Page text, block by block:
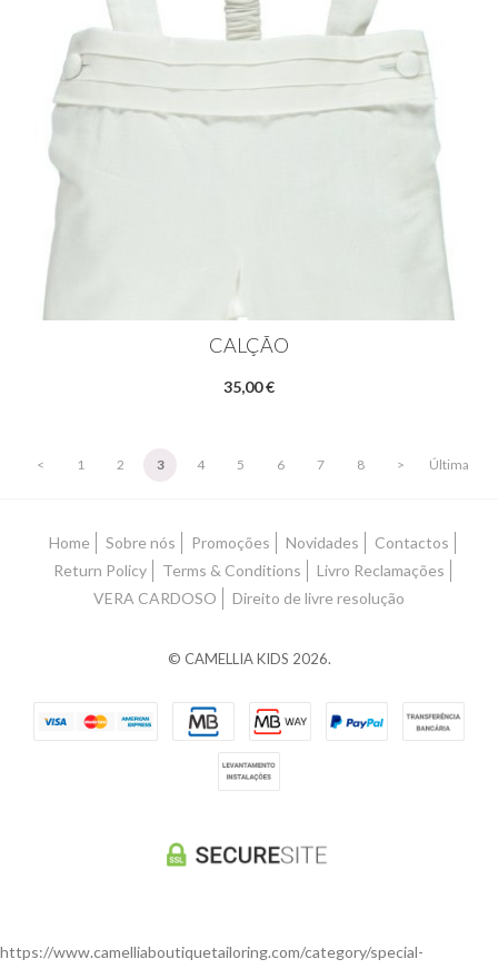
CALÇÃO
35,00 €
< 1 2 3 4 5 6 7 8 > Última
Home Sobre nós Promoções Novidades
Contactos
Return Policy
Terms & Conditions
Livro Reclamações
VERA CARDOSO
Direito de livre resolução
© CAMELLIA KIDS 2026.
https://www.camelliaboutiquetailoring.com/category/special-